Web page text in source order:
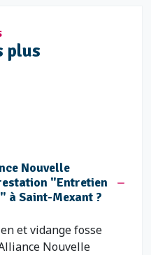
plus
Nouvelle
"Entretien
à Saint-Mexant ?
et vidange fosse
Nouvelle